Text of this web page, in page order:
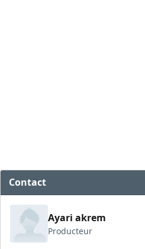
Contact
Ayari akrem
Producteur